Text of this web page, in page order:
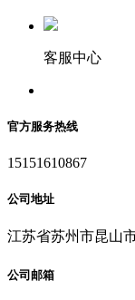
客服中心
官方服务热线
15151610867
公司地址
江苏省苏州市昆山
公司邮箱